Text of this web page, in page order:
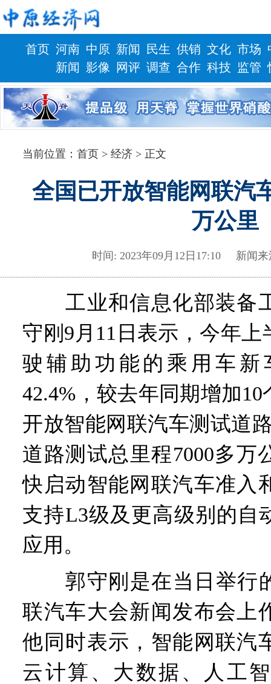
首页 河南
新闻
中原
影像
新闻
网评
民生
调查
供销
合作
文化
科技
市场
监管
财政 健康
当前位置：首页 > 经济 > 正文
全国已开放智能网联汽
万公里
时间: 2023年09月12日17:10 新闻
工业和信息化部装备
守刚9月11日表示，今年
驶辅助功能的乘用车新
42.4%，较去年同期增加
开放智能网联汽车测试道
道路测试总里程7000多万
快启动智能网联汽车准入
支持L3级及更高级别的自
应用。
郭守刚是在当日举行
联汽车大会新闻发布会上
他同时表示，智能网联汽
云计算、大数据、人工